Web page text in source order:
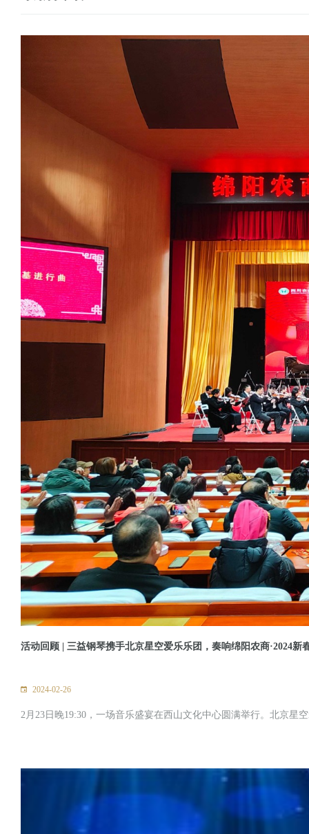
活动回顾 | 三益钢琴携手北京星空爱乐乐团，奏响绵阳农商·2024新
2024-02-26
2月23日晚19:30，一场音乐盛宴在西山文化中心圆满举行。北京星